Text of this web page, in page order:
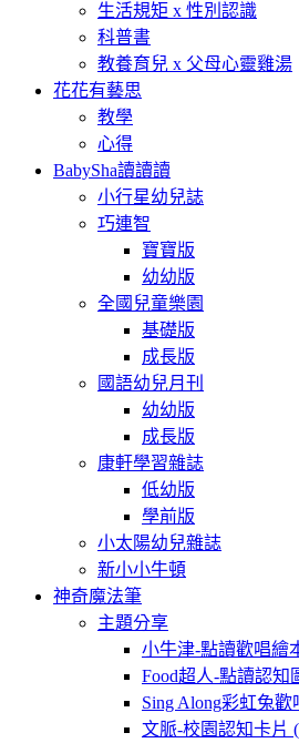
生活規矩 x 性別認識
科普書
教養育兒 x 父母心靈雞湯
花花有藝思
教學
心得
BabySha讀讀讀
小行星幼兒誌
巧連智
寶寶版
幼幼版
全國兒童樂園
基礎版
成長版
國語幼兒月刊
幼幼版
成長版
康軒學習雜誌
低幼版
學前版
小太陽幼兒雜誌
新小小牛頓
神奇魔法筆
主題分享
小牛津-點讀歡唱繪
Food超人-點讀認知
Sing Along彩虹兔歡
文脈-校園認知卡片